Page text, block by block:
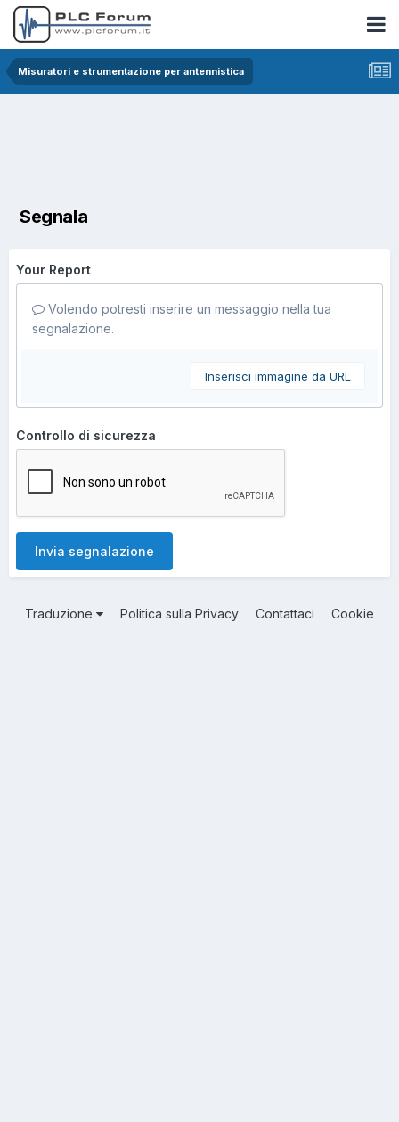
Misuratori e strumentazione per antennistica
Segnala
Your Report
Volendo potresti inserire un messaggio nella tua
segnalazione.
Inserisci immagine da URL
Controllo di sicurezza
Invia segnalazione
Traduzione Politica sulla Privacy Contattaci Cookie